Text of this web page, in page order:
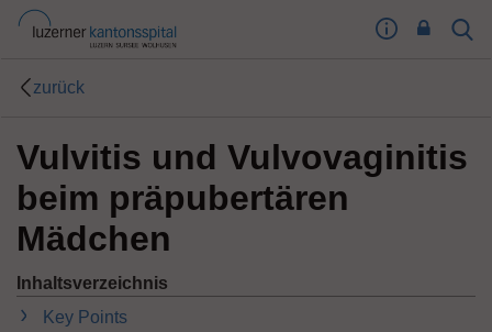
I
s
s
o
zurück
Vulvitis und Vulvovaginitis
beim präpubertären
Mädchen
Inhaltsverzeichnis
Key Points